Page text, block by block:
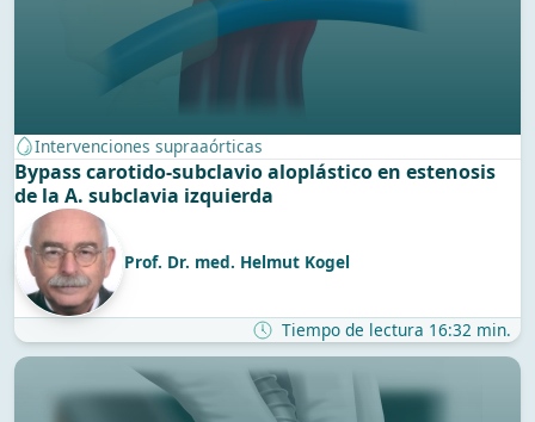
Intervenciones supraaórticas
Bypass carotido-subclavio aloplástico en estenosis
de la A. subclavia izquierda
Prof. Dr. med. Helmut Kogel
Tiempo de lectura 16:32 min.